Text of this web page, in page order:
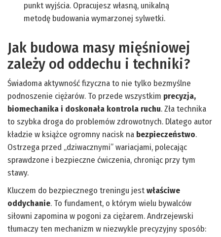
punkt wyjścia. Opracujesz własną, unikalną
metodę budowania wymarzonej sylwetki.
Jak budowa masy mięśniowej
zależy od oddechu i techniki?
Świadoma aktywność fizyczna to nie tylko bezmyślne
podnoszenie ciężarów. To przede wszystkim precyzja,
biomechanika i doskonała kontrola ruchu. Zła technika
to szybka droga do problemów zdrowotnych. Dlatego autor
kładzie w książce ogromny nacisk na bezpieczeństwo.
Ostrzega przed „dziwacznymi” wariacjami, polecając
sprawdzone i bezpieczne ćwiczenia, chroniąc przy tym
stawy.
Kluczem do bezpiecznego treningu jestwłaściwe
oddychanie. To fundament, o którym wielu bywalców
siłowni zapomina w pogoni za ciężarem. Andrzejewski
tłumaczy ten mechanizm w niezwykle precyzyjny sposób: